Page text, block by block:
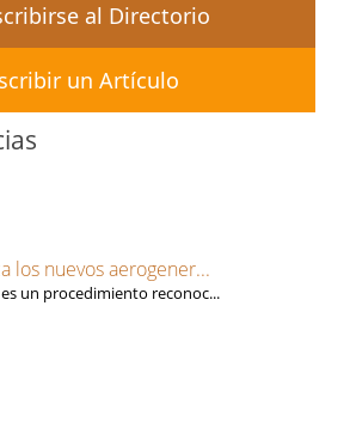
al Directorio
un Artículo
los nuevos aerogener...
un procedimiento reconoc...